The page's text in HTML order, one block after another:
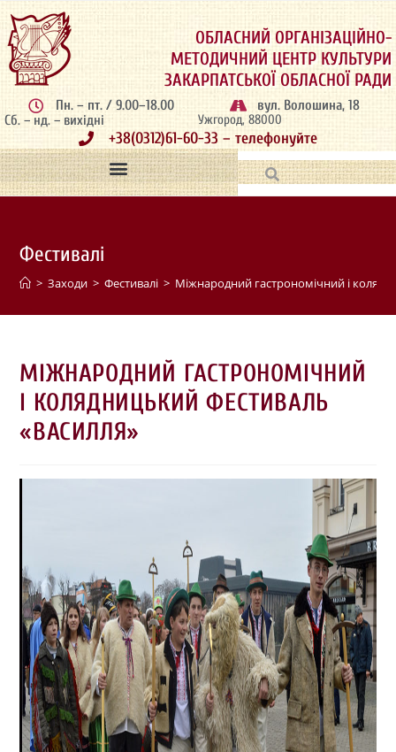
ОБЛАСНИЙ ОРГАНІЗАЦІЙНО-
МЕТОДИЧНИЙ ЦЕНТР КУЛЬТУРИ
ЗАКАРПАТСЬКОЇ ОБЛАСНОЇ РАДИ
Пн. – пт. / 9.00–18.00
Сб. – нд. – вихідні
вул. Волошина, 18
Ужгород, 88000
+38(0312)61-60-33 – телефонуйте
Фестивалі
> Заходи > Фестивалі > Міжнародний гастрономічний і
МІЖНАРОДНИЙ ГАСТРОНОМІЧНИЙ
І КОЛЯДНИЦЬКИЙ ФЕСТИВАЛЬ
«ВАСИЛЛЯ»